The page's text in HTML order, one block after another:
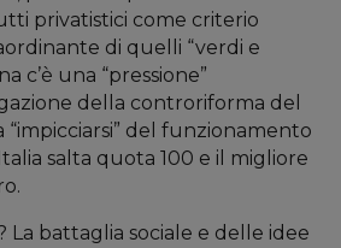
privatistici come criterio
di quelli “verdi e
c’è una “pressione”
della controriforma del
“impicciarsi” del funzionamento
salta quota 100 e il migliore
La battaglia sociale e delle idee